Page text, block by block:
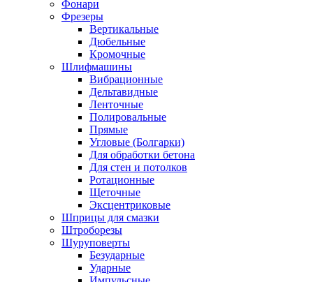
Фонари
Фрезеры
Вертикальные
Дюбельные
Кромочные
Шлифмашины
Вибрационные
Дельтавидные
Ленточные
Полировальные
Прямые
Угловые (Болгарки)
Для обработки бетона
Для стен и потолков
Ротационные
Щеточные
Эксцентриковые
Шприцы для смазки
Штроборезы
Шуруповерты
Безударные
Ударные